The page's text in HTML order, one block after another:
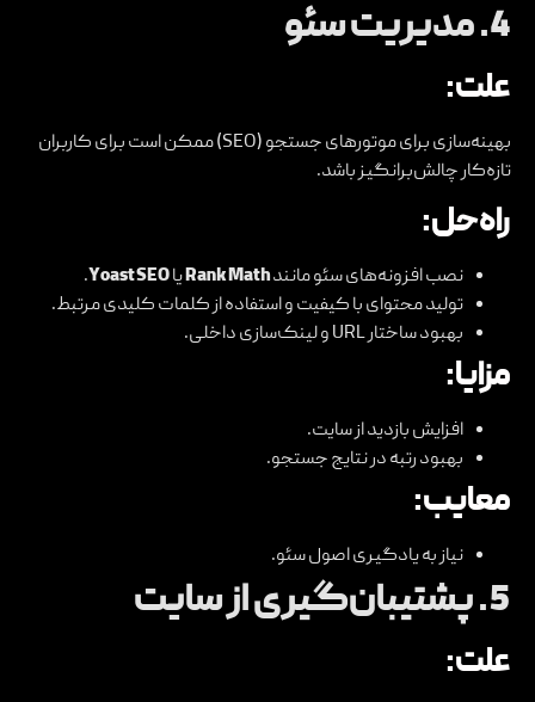
4. مدیریت سئو
علت:
بهینه‌سازی برای موتورهای جستجو (SEO) ممکن است برای کاربران
تازه‌کار چالش‌برانگیز باشد.
راه‌حل:
نصب افزونه‌های سئو مانندRank MathیاYoast SEO
.
تولید محتوای با کیفیت و استفاده از کلمات کلیدی مرتبط.
بهبود ساختار URL و لینک‌سازی داخلی.
مزایا:
افزایش بازدید از سایت.
بهبود رتبه در نتایج جستجو.
معایب:
نیاز به یادگیری اصول سئو.
5. پشتیبان‌گیری از سایت
علت: